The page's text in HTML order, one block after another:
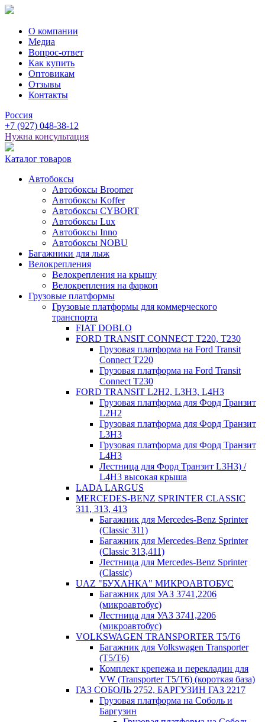
О компании
Медиа
Вопрос-ответ
Как купить
Оптовикам
Отзывы
Контакты
Россия
+7 (927) 048-38-12
Нужна консультация
Каталог товаров
Автобоксы
Автобоксы Broomer
Автобоксы Koffer
Автобоксы CYBORT
Автобоксы Lux
Автобоксы Inno
Автобоксы NOBU
Багажники для лыж
Велокрепления
Велокрепления на крышу
Велокрепления на фаркоп
Грузовые платформы
Грузовые платформы для коммерческого
транспорта
FIAT DOBLO
FORD TRANSIT CONNECT Т220, T230
Грузовая платформа на Ford Transit
Connect T220
Грузовая платформа на Ford Transit
Connect T230
FORD TRANSIT L2H2, L3H3, L4H3
Грузовая платформа для Форд Транзит
L2H2
Грузовая платформа для Форд Транзит
L3H3
Грузовая платформа для Форд Транзит
L4H3
Лестница для Форд Транзит L3H3) /
L4H3 высокая крыша
LADA LARGUS
MERCEDES-BENZ SPRINTER CLASSIC
311, 313, 413
Багажник для Mercedes-Benz Sprinter
(Classic 311)
Багажник для Mercedes-Benz Sprinter
(Classic 313,411)
Лестница для Mercedes-Benz Sprinter
(Classic)
UAZ "БУХАНКА" МИКРOАВТОБУС
Багажник для УАЗ 3741,2206
(микроавтобус)
Лестница для УАЗ 3741,2206
(микроавтобус)
VOLKSWAGEN TRANSPORTER T5/T6
Багажник для Volkswagen Transporter
(T5/T6)
Комплект крепежа и перекладин для
VW (Transporter T5/T6) (короткая база)
ГАЗ СОБОЛЬ 2752, БАРГУЗИН ГАЗ 2217
Грузовая платформа на Соболь и
Баргузин